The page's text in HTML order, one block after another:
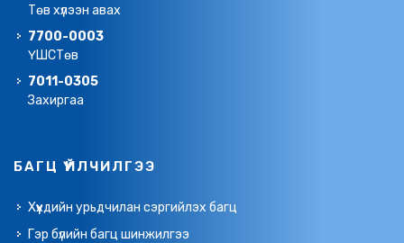
Төв хүлээн авах
7700-0003
ҮШСТөв
7011-0305
Захиргаа
БАГЦ ҮЙЛЧИЛГЭЭ
Хүүхдийн урьдчилан сэргийлэх багц
Гэр бүлийн багц шинжилгээ